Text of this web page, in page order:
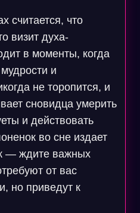
считается, что
визит духа-
в моменты, когда
и
не торопится, и
сновидца умерить
и действовать
во сне издает
— ждите важных
от вас
но приведут к